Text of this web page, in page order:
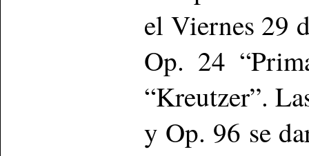
el Viernes 29
Op. 24
“Kreutzer”.
y Op. 96 se